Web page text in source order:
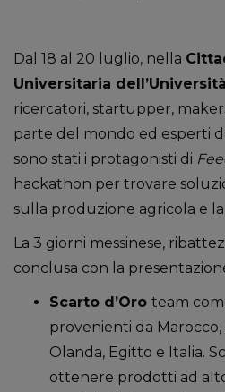
Dal 18 al 20 luglio, nella
Universitaria
ricercatori, startupper,
parte del mondo ed esperti
sono stati i protagonisti di
hackathon per trovare
sulla produzione agricola e
La 3 giorni messinese,
conclusa con la
Scarto d’Oro team
provenienti da Marocco,
Olanda, Egitto e Italia.
ottenere prodotti ad